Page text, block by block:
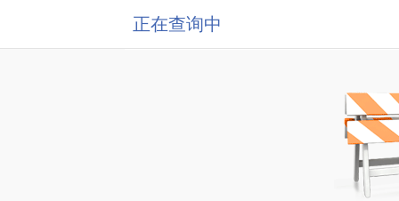
正在查询中